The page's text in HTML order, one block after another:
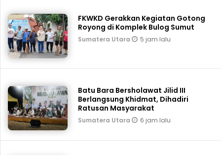
FKWKD Gerakkan Kegiatan Gotong
Royong di Komplek Bulog Sumut
Sumatera Utara 5 jam lalu
Batu Bara Bersholawat Jilid III
Berlangsung Khidmat, Dihadiri
Ratusan Masyarakat
Sumatera Utara 6 jam lalu